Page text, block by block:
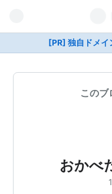
[PR] 独自ドメイ
このブ
おかべ